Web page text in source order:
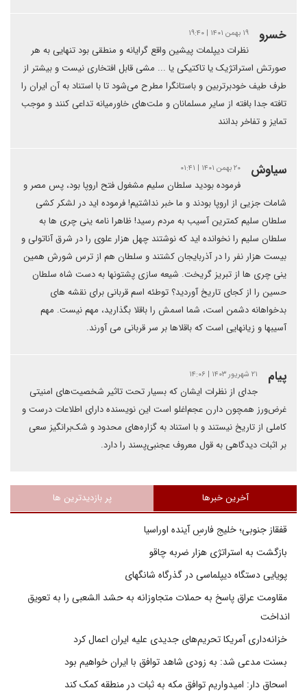
خسرو ۱۹ بهمن ۱۴۰۱ | ۱۹:۴۰
نظرات دیپلمات پیشین واقع گرایانه و منطقی بود تنهایی به هر
صورتش استراتژیک یا تاکتیکی یا ... مشی قابل افتخاری نیست و بیشتر از
طرف طیف خودبرتربین و باستانگرا مطرح می‌شود تا با استناد به آن ایران را
تافته جدا بافته از سایر مسلمانان و ملت‌های خاورمیانه تداعی کنند و موجب
تمایز و تفاخر بدانند
سیاوش ۲۰ بهمن ۱۴۰۱ | ۰۱:۴۱
فرموده بودید سلطان سلیم مشغول فتح اروپا بود، پس مصر و
شامات جزیی از اروپا بودند و ما خبر نداشتیم! فرموده اید در لشکر کشی
سلطان سلیم کمترین آسیب به مردم رسید! ظاهرا نامه ینی چری ها به
سلطان سلیم را نخوانده اید که نوشتند چهل هزار علوی را در شرق آناتولی و
بیست هزار نفر را در آذربایجان کشتند و سلطان هم از ترس شورش همین
ینی چری ها از تبریز گریخت. شیعه سازی پشتونها به دست شاه سلطان
حسین را از کجای تاریخ آوردید؟ توطئه اسم قربانی برای نقشه های
بدخواهانه دشمن است، شما اسمش را باقلا بگذارید، مهم نیست. مهم
آسیبها و زیانهایی است که باقلاها بر سر قربانی می آورند.
پیام ۲۱ شهریور ۱۴۰۳ | ۱۴:۰۶
جدای از نظرات ایشان که بسیار تحت تاثیر شخصیت‌های امنیتی
غرض‌ورز همچون دارن عجم‌اغلو است این نویسنده دارای اطلاعات درست و
کاملی از تاریخ نیستند و با استناد به گزاره‌های محدود و شک‌برانگیز سعی
بر اثبات دیدگاهی به قول معروف عجنبی‌پسند را دارد.
آخرین خبرها پر بازدیدترین ها
قفقاز جنوبی؛ خلیج فارسِ آینده اوراسیا
بازگشت به استراتژی هزار ضربه چاقو
پویایی دستگاه دیپلماسی در گذرگاه شانگهای
مقاومت عراق پاسخ به حملات متجاوزانه به حشد الشعبی را به تعویق
انداخت
خزانه‌داری آمریکا تحریم‌های جدیدی علیه ایران اعمال کرد
بسنت مدعی شد: به زودی شاهد توافق با ایران خواهیم بود
اسحاق دار: امیدواریم توافق مکه به ثبات در منطقه کمک کند